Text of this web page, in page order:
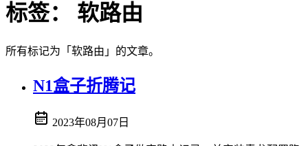
标签： 软路由
所有标记为「软路由」的文章。
N1盒子折腾记
2023年08月07日